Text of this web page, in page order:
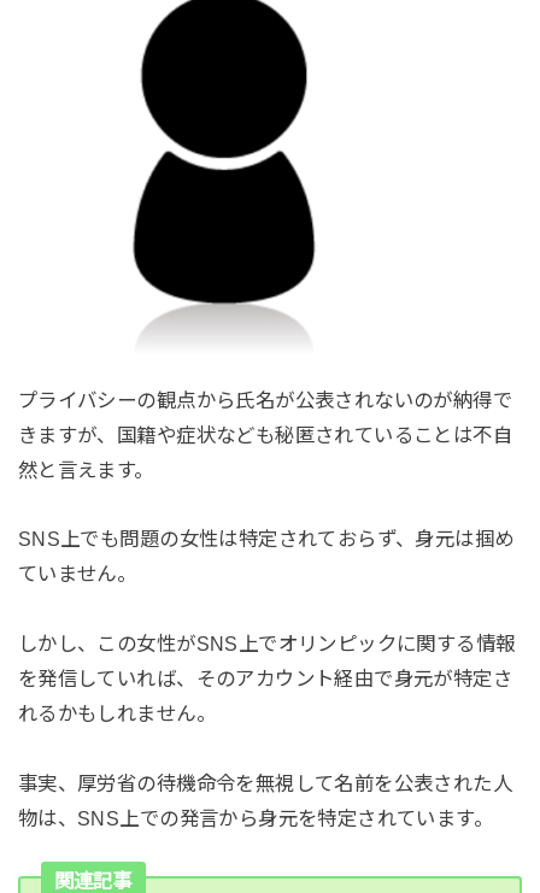
プライバシーの観点から氏名が公表されないのが納得で
きますが、国籍や症状なども秘匿されていることは不自
然と言えます。
SNS上でも問題の女性は特定されておらず、身元は掴め
ていません。
しかし、この女性がSNS上でオリンピックに関する情報
を発信していれば、そのアカウント経由で身元が特定さ
れるかもしれません。
事実、厚労省の待機命令を無視して名前を公表された人
物は、SNS上での発言から身元を特定されています。
関連記事